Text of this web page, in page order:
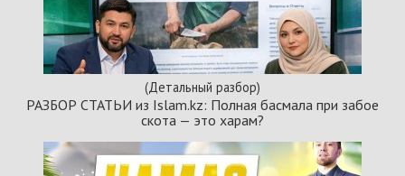
(Детальный разбор)
РАЗБОР СТАТЬИ из Islam.kz: Полная басмала при забое
скота — это харам?